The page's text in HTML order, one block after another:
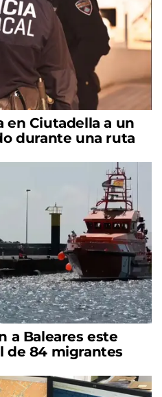
en Ciutadella a un
durante una ruta
a Baleares este
de 84 migrantes